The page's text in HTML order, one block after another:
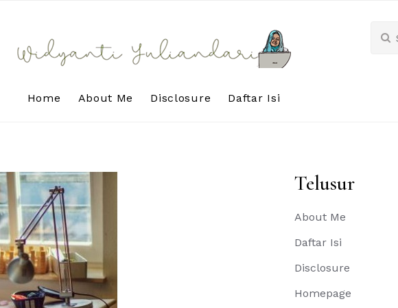
for:
Home About Me Disclosure Daftar Isi
Telusur
About Me
Daftar Isi
Disclosure
Homepage